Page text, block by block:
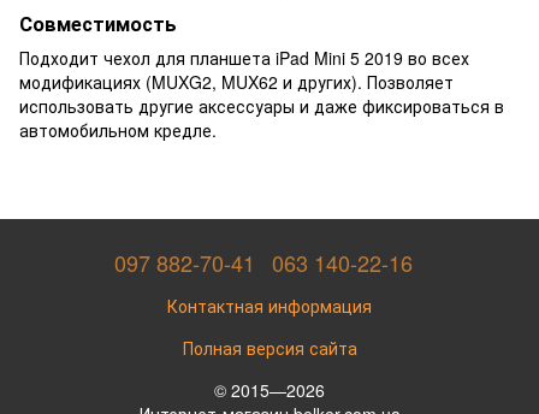
Совместимость
Подходит чехол для планшета iPad Mini 5 2019 во всех
модификациях (MUXG2, MUX62 и других). Позволяет
использовать другие аксессуары и даже фиксироваться в
автомобильном кредле.
097 882-70-41 063 140-22-16
Контактная информация
Полная версия сайта
© 2015—2026